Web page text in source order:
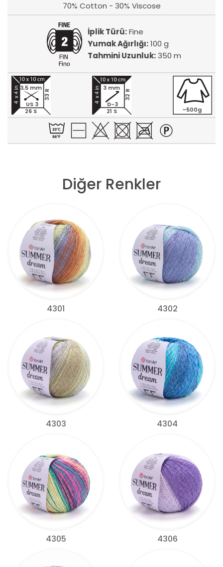
70% Cotton - 30% Viscose
İplik Türü:Fine
Yumak Ağırlığı:100 g
Tahmini Uzunluk:350 m
26 S
33 R
3,5 mm
US 3
21 S
32 R
3 mm
D-3
~500g
Diğer Renkler
4301 4302
4303 4304
4305 4306